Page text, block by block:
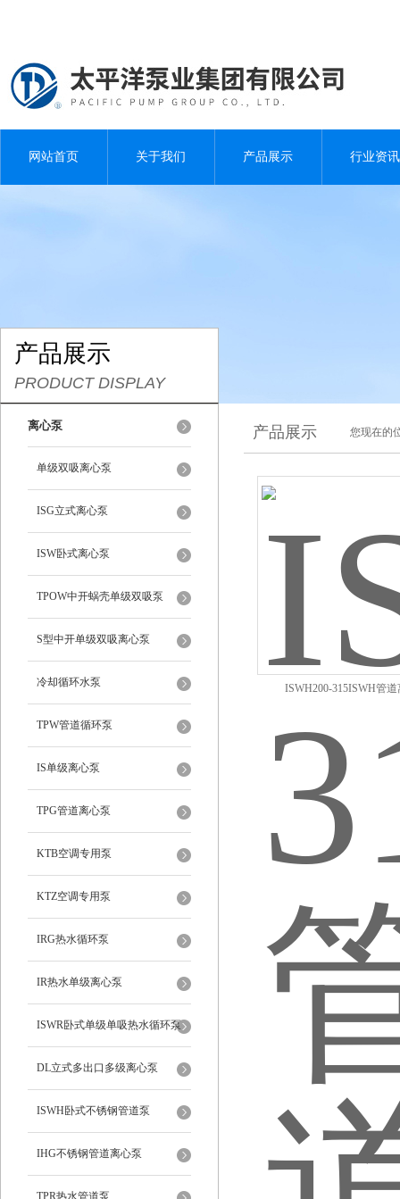
网站首页 关于我们 产品展示 行业资讯
产品展示
PRODUCT DISPLAY
离心泵
单级双吸离心泵
ISG立式离心泵
ISW卧式离心泵
TPOW中开蜗壳单级双吸泵
S型中开单级双吸离心泵
冷却循环水泵
TPW管道循环泵
IS单级离心泵
TPG管道离心泵
KTB空调专用泵
KTZ空调专用泵
IRG热水循环泵
IR热水单级离心泵
ISWR卧式单级单吸热水循环泵
DL立式多出口多级离心泵
ISWH卧式不锈钢管道泵
IHG不锈钢管道离心泵
TPR热水管道泵
产品展示 您现在的
ISWH200-315ISWH管